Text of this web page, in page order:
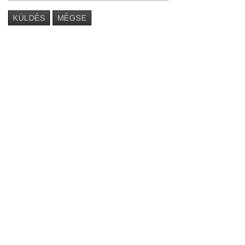
KÜLDÉS MÉGSE